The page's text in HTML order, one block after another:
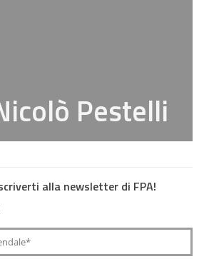
Pestelli
alla newsletter di FPA!